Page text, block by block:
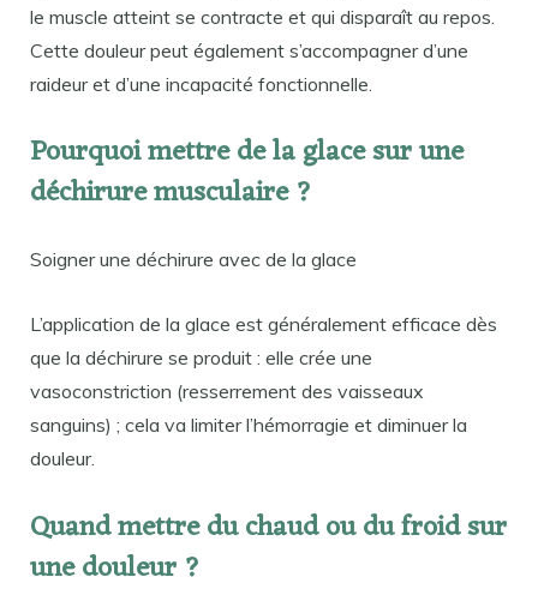
le muscle atteint se contracte et qui disparaît au repos.
Cette douleur peut également s’accompagner d’une
raideur et d’une incapacité fonctionnelle.
Pourquoi mettre de la glace sur une
déchirure musculaire ?
Soigner une déchirure avec de la glace
L’application de la glace est généralement efficace dès
que la déchirure se produit : elle crée une
vasoconstriction (resserrement des vaisseaux
sanguins) ; cela va limiter l’hémorragie et diminuer la
douleur.
Quand mettre du chaud ou du froid sur
une douleur ?